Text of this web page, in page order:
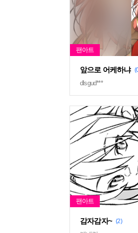
앞으로 어케하냐
dlsgud***
감자감자~ (2)